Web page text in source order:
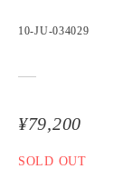
10-JU-034029
¥79,200
SOLD OUT